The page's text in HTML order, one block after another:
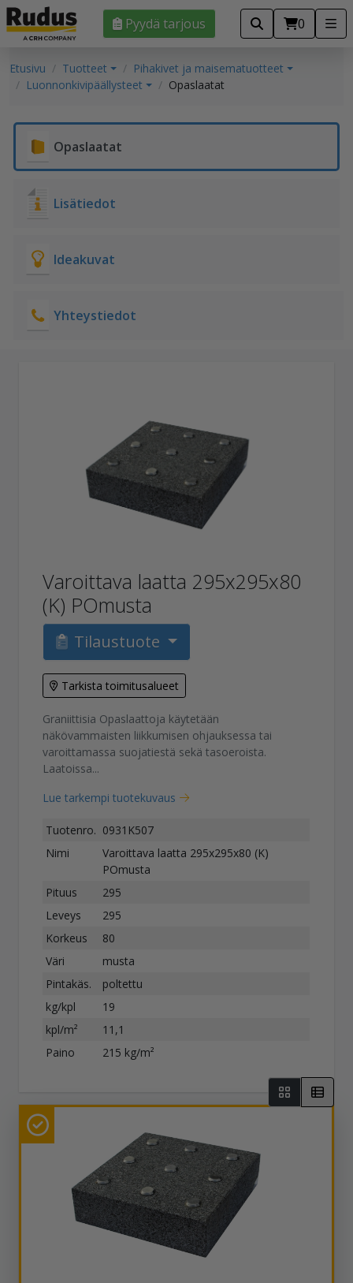
Pyydä tarjous 0
Etusivu Tuotteet
Pihakivet ja maisematuotteet
Luonnonkivipäällysteet
Opaslaatat
Opaslaatat
Lisätiedot
Ideakuvat
Yhteystiedot
Varoittava laatta 295x295x80
(K) POmusta
Tilaustuote
Tarkista toimitusalueet
Graniittisia Opaslaattoja käytetään
näkövammaisten liikkumisen ohjauksessa tai
varoittamassa suojatiestä sekä tasoeroista.
Laatoissa...
Lue tarkempi tuotekuvaus
Tuotenro. 0931K507
Nimi
Varoittava laatta 295x295x80 (K)
POmusta
Pituus
295
Leveys
295
Korkeus
80
Väri
musta
Pintakäs.
poltettu
kg/kpl
19
kpl/m²
11,1
Paino
215 kg/m²